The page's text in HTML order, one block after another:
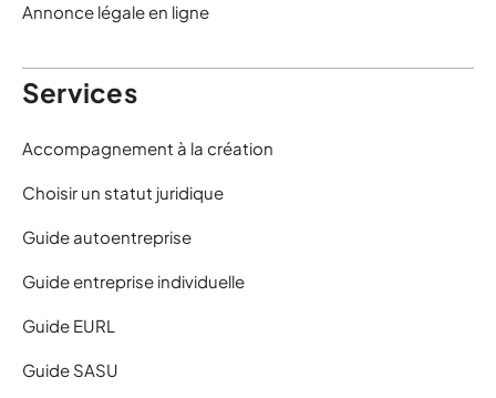
Annonce légale en ligne
Services
Accompagnement à la création
Choisir un statut juridique
Guide autoentreprise
Guide entreprise individuelle
Guide EURL
Guide SASU